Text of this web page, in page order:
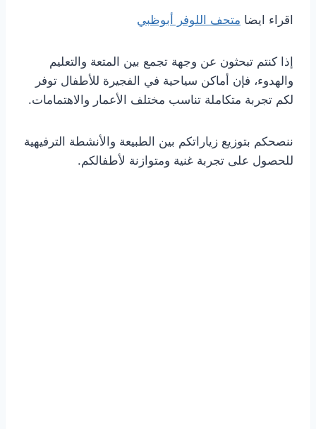
اقراء ايضا متحف اللوفر أبوظبي
إذا كنتم تبحثون عن وجهة تجمع بين المتعة والتعليم
والهدوء، فإن أماكن سياحية في الفجيرة للأطفال توفر
لكم تجربة متكاملة تناسب مختلف الأعمار والاهتمامات.
ننصحكم بتوزيع زياراتكم بين الطبيعة والأنشطة الترفيهية
للحصول على تجربة غنية ومتوازنة لأطفالكم.